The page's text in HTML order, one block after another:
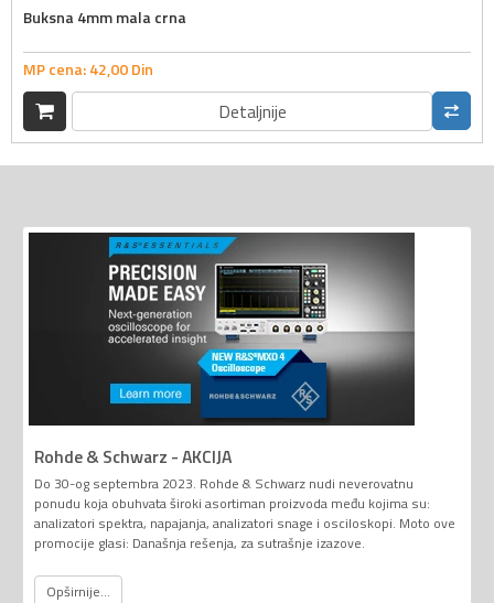
Buksna 4mm mala crna
MP cena:42,00Din
Detaljnije
Rohde & Schwarz - AKCIJA
Do 30-og septembra 2023. Rohde & Schwarz nudi neverovatnu
ponudu koja obuhvata široki asortiman proizvoda među kojima su:
analizatori spektra, napajanja, analizatori snage i osciloskopi. Moto ove
promocije glasi: Današnja rešenja, za sutrašnje izazove.
Opširnije...